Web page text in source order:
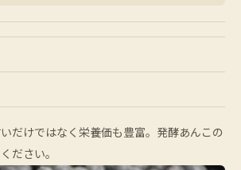
だけではなく栄養価も豊富。発酵あんこの
ださい。